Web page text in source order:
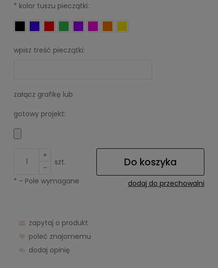
* kolor tuszu pieczątki:
wpisz treść pieczątki:
załącz grafikę lub
gotowy projekt:
+
-
szt. Do koszyka
dodaj do przechowalni
* - Pole wymagane
zapytaj o produkt
poleć znajomemu
dodaj opinię